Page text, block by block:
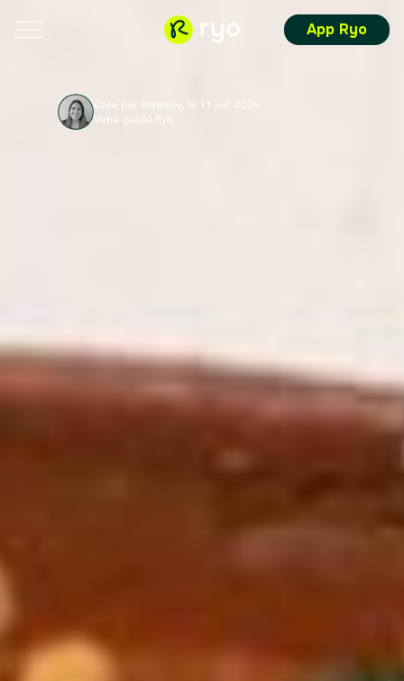
App Ryo
Créé par Romane, le 11 juil. 2026
Votre guide Ryo